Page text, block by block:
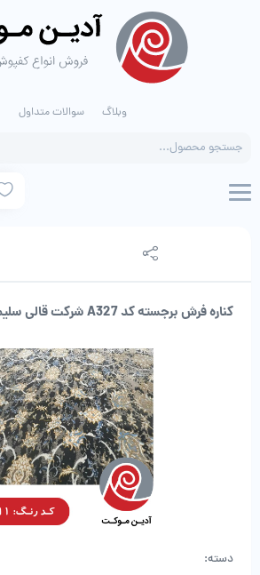
وبلاگ سوالات متداول
search
کناره فرش برجسته کد A327 شرکت قالی سلیمان
دسته: